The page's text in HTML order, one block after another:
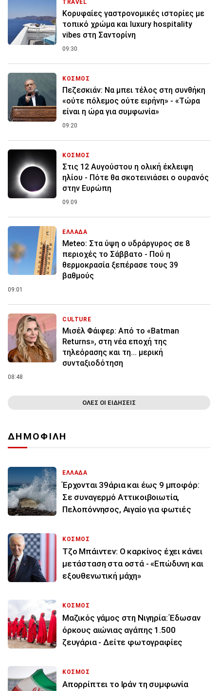
TRAVEL
Κορυφαίες γαστρονομικές ιστορίες με
τοπικό χρώμα και luxury hospitality
vibes στη Σαντορίνη
09:30
ΚΟΣΜΟΣ
Πεζεσκιάν: Να μπει τέλος στη συνθήκη
«ούτε πόλεμος ούτε ειρήνη» - «Τώρα
είναι η ώρα για συμφωνία»
09:20
ΚΟΣΜΟΣ
Στις 12 Αυγούστου η ολική έκλειψη
ηλίου - Πότε θα σκοτεινιάσει ο ουρανός
στην Ευρώπη
09:09
ΕΛΛΑΔΑ
Meteo: Στα ύψη ο υδράργυρος σε 8
περιοχές το Σάββατο - Πού η
θερμοκρασία ξεπέρασε τους 39
βαθμούς
09:01
CULTURE
Μισέλ Φάιφερ: Από το «Batman
Returns», στη νέα εποχή της
τηλεόρασης και τη... μερική
συνταξιοδότηση
08:48
ΟΛΕΣ ΟΙ ΕΙΔΗΣΕΙΣ
ΔΗΜΟΦΙΛΗ
ΕΛΛΑΔΑ
Έρχονται 39άρια και έως 9 μποφόρ:
Σε συναγερμό Αττικοιβοιωτία,
Πελοπόννησος, Αιγαίο για φωτιές
ΚΟΣΜΟΣ
Τζο Μπάιντεν: Ο καρκίνος έχει κάνει
μετάσταση στα οστά - «Επώδυνη και
εξουθενωτική μάχη»
ΚΟΣΜΟΣ
Μαζικός γάμος στη Νιγηρία: Έδωσαν
όρκους αιώνιας αγάπης 1.500
ζευγάρια - Δείτε φωτογραφίες
ΚΟΣΜΟΣ
Απορρίπτει το Ιράν τη συμφωνία